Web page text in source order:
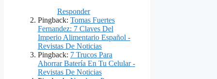
Responder
Pingback: Tomas Fuertes
Fernandez: 7 Claves Del
Imperio Alimentario Español -
Revistas De Noticias
Pingback: 7 Trucos Para
Ahorrar Batería En Tu Celular -
Revistas De Noticias